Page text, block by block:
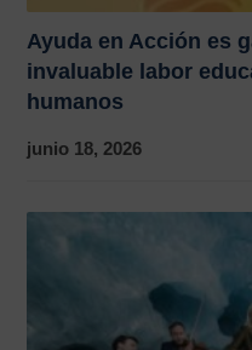
Ayuda en Acción es
invaluable labor
humanos
junio 18, 2026